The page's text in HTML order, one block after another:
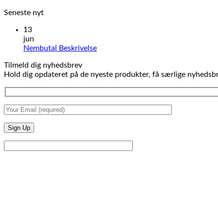
Seneste nyt
13
jun
Nembutal BeskrivelseIngen
Nembutal
Tilmeld dig nyhedsbrev
Hold dig opdateret på de nyeste produkter, få særlige